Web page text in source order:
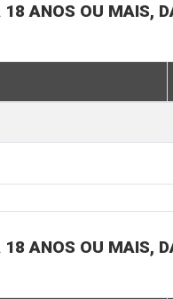
ANOS OU MAIS,
ANOS OU MAIS,